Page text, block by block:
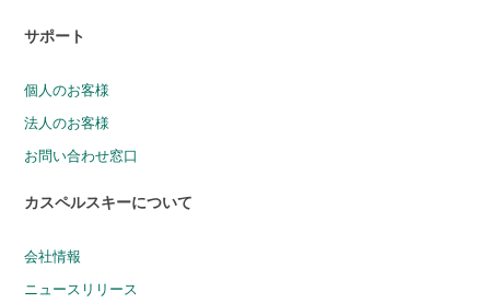
サポート
個人のお客様
法人のお客様
お問い合わせ窓口
カスペルスキーについて
会社情報
ニュースリリース